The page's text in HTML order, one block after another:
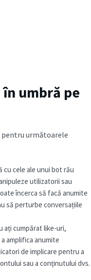
umbră pe
pentru următoarele
cu cele ale unui bot rău
utilizatorii sau
încerca să facă anumite
să perturbe conversațiile
ați cumpărat like-uri,
amplifica anumite
de implicare pentru a
sau a conținutului dvs.